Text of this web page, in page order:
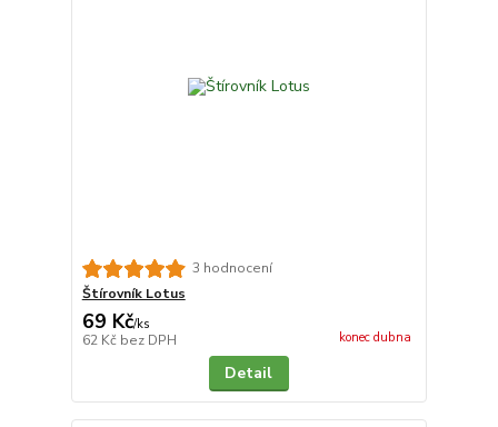
3 hodnocení
Štírovník Lotus
69 Kč/ks
62 Kč bez DPH konec dubna
Detail